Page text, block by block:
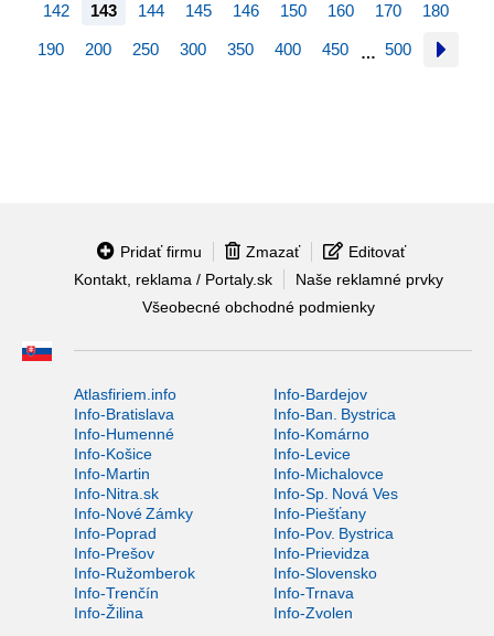
142 143 144 145 146 150 160 170 180
190 200 250 300 350 400 450 … 500
Pridať firmu Zmazať
Editovať
Kontakt, reklama / Portaly.sk
Naše reklamné prvky
Všeobecné obchodné podmienky
Atlasfiriem.info
Info-Bardejov
Info-Bratislava
Info-Ban. Bystrica
Info-Humenné
Info-Komárno
Info-Košice
Info-Levice
Info-Martin
Info-Michalovce
Info-Nitra.sk
Info-Sp. Nová Ves
Info-Nové Zámky
Info-Piešťany
Info-Poprad
Info-Pov. Bystrica
Info-Prešov
Info-Prievidza
Info-Ružomberok
Info-Slovensko
Info-Trenčín
Info-Trnava
Info-Žilina
Info-Zvolen